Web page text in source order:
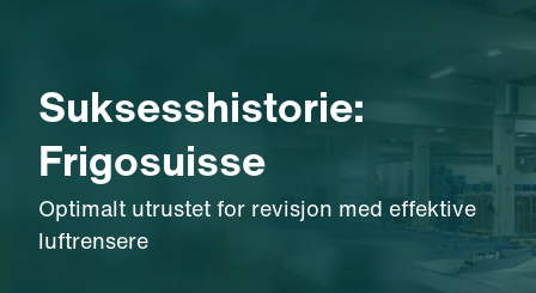
Suksesshistorie:
Frigosuisse
Optimalt utrustet for revisjon med effektive
luftrensere